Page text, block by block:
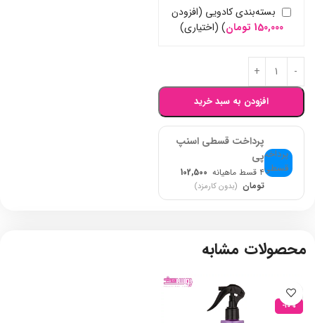
بسته‌بندی کادویی (افزودن
150,000 تومان) (اختیاری)
افزودن به سبد خرید
پرداخت قسطی اسنپ
پی
۴ قسط ماهیانه
102,500
تومان (بدون کارمزد)
محصولات مشابه
-10%